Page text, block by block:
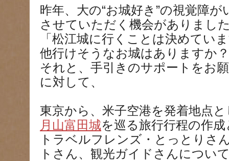
昨年、大の“お城好き”の視覚障
させていただく機会がありまし
「松江城に行くことは決めてい
他行けそうなお城はありますか？
それと、手引きのサポートをお
に対して、
東京から、米子空港を発着地点
月山富田城を巡る旅行行程の作成
トラベルフレンズ・とっとりさ
トさん、観光ガイドさんについ